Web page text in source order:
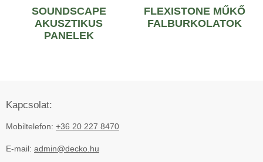
SOUNDSCAPE
AKUSZTIKUS
PANELEK
FLEXISTONE MŰKŐ
FALBURKOLATOK
Kapcsolat:
Mobiltelefon: +36 20 227 8470
E-mail: admin@decko.hu